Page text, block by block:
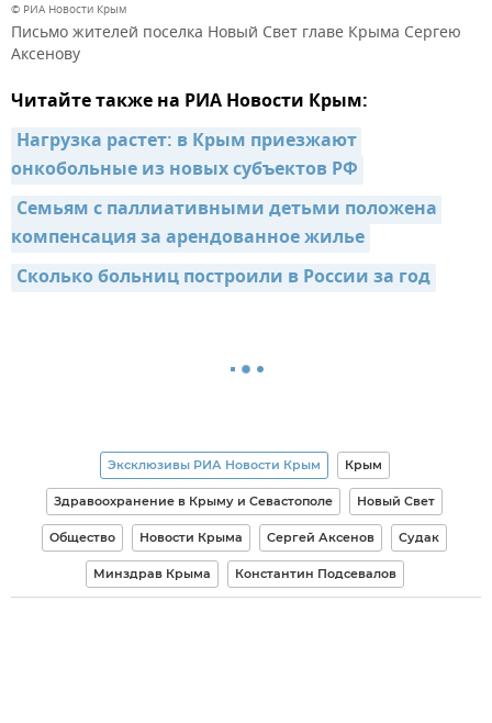
© РИА Новости Крым
Письмо жителей поселка Новый Свет главе Крыма Сергею
Аксенову
Читайте также на РИА Новости Крым:
Нагрузка растет: в Крым приезжают
онкобольные из новых субъектов РФ
Семьям с паллиативными детьми положена
компенсация за арендованное жилье
Сколько больниц построили в России за год
Эксклюзивы РИА Новости Крым Крым
Здравоохранение в Крыму и Севастополе Новый Свет
Общество Новости Крыма Сергей Аксенов Судак
Минздрав Крыма Константин Подсевалов